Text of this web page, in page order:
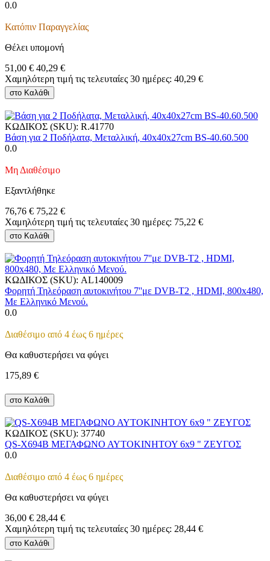
0.0
Κατόπιν Παραγγελίας
Θέλει υπομονή
51,00 € 40,29 €
Χαμηλότερη τιμή τις τελευταίες 30 ημέρες: 40,29 €
στο Καλάθι
ΚΩΔΙΚΟΣ (SKU): R.41770
Βάση για 2 Ποδήλατα, Μεταλλική, 40x40x27cm BS-40.60.500
0.0
Μη Διαθέσιμο
Εξαντλήθηκε
76,76 € 75,22 €
Χαμηλότερη τιμή τις τελευταίες 30 ημέρες: 75,22 €
στο Καλάθι
ΚΩΔΙΚΟΣ (SKU): AL140009
Φορητή Τηλεόραση αυτοκινήτου 7''με DVB-T2 , HDMI, 800x480,
Με Ελληνικό Μενού.
0.0
Διαθέσιμο από 4 έως 6 ημέρες
Θα καθυστερήσει να φύγει
175,89 €
στο Καλάθι
ΚΩΔΙΚΟΣ (SKU): 37740
QS-X694B ΜΕΓΑΦΩΝΟ ΑΥΤΟΚΙΝΗΤΟΥ 6x9 " ΖΕΥΓΟΣ
0.0
Διαθέσιμο από 4 έως 6 ημέρες
Θα καθυστερήσει να φύγει
36,00 € 28,44 €
Χαμηλότερη τιμή τις τελευταίες 30 ημέρες: 28,44 €
στο Καλάθι